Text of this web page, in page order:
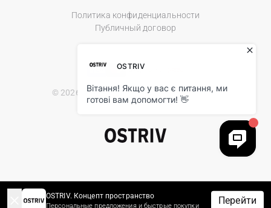
Политика конфиденциальности
Публичный договор
© 2026 Ostriv.ua Store. All Rights Reserved.
OSTRIV. Концепт пространство
Персональные предложения и быстрые покупки Перейти